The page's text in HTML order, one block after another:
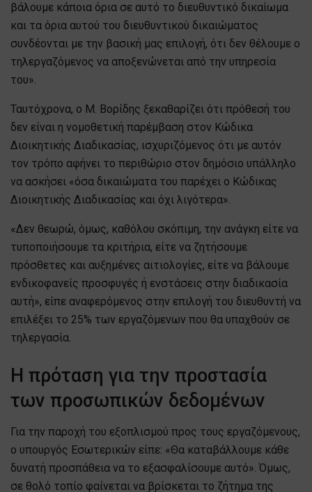
βάλουμε κάποια όρια σε αυτό το διευθυντικό δικαίωμα
και τα όρια αυτού του διευθυντικού δικαιώματος
συνδέονται με την βασική μας επιλογή, ότι δεν θέλουμε ο
τηλεργαζόμενος να αποξενώνεται από την υπηρεσία
του».
Ταυτόχρονα, ο Μ. Βορίδης ξεκαθαρίζει ότι πρόθεσή του
δεν είναι η νομοθετική παρέμβαση στον Κώδικα
Διοικητικής Διαδικασίας, ισχυριζόμενος ότι με αυτόν
τον τρόπο αφήνει το περιθώριο στον δημόσιο υπάλληλο
να ασκήσει «όσα δικαιώματα του παρέχει ο Κώδικας
Διοικητικής Διαδικασίας και όχι λιγότερα».
«Δεν θεωρώ, όμως, καθόλου σκόπιμη, την ανάγκη είτε να
τυποποιήσουμε τα κριτήρια, είτε να ζητήσουμε
πρόσθετες και αυξημένες αιτιολογίες, είτε να βάλουμε
ενδικοφανείς προσφυγές ή ενστάσεις στην διαδικασία
αυτή», είπε αναφερόμενος στην επιλογή του διευθυντή να
επιλέξει το 25% των εργαζόμενων που θα υπαχθούν σε
τηλεργασία.
Η πρόταση για την προστασία
των προσωπικών δεδομένων
Για την παροχή του εξοπλισμού προς τους εργαζόμενους,
ο υπουργός Εσωτερικών είπε: «Θα καταβάλλουμε κάθε
δυνατή προσπάθεια να το εξασφαλίσουμε αυτό». Όμως,
σε θολό τοπίο φαίνεται να βρίσκεται το ζήτημα της